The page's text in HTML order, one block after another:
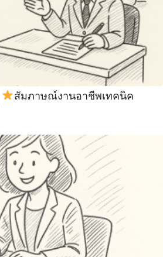
สัมภาษณ์งานอาชีพเทคนิค